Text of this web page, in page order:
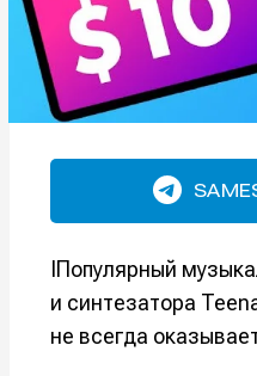
IПопулярный
и синтезатора
не всегда